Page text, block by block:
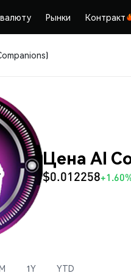
Рынки Контракт
Цена AI
$0.012258
1Y YTD